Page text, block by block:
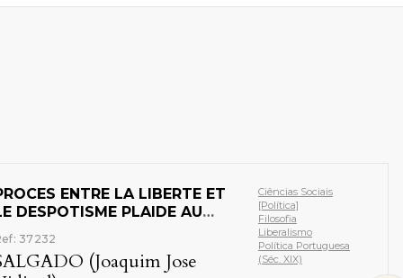
ENTRE LA LIBERTE ET
DESPOTISME PLAIDE AU
DE LA RAISON
37232
(Joaquim Jose
Ciências Sociais
[Política]
Filosofia
Liberalismo
Política Portuguesa
(Séc. XIX)